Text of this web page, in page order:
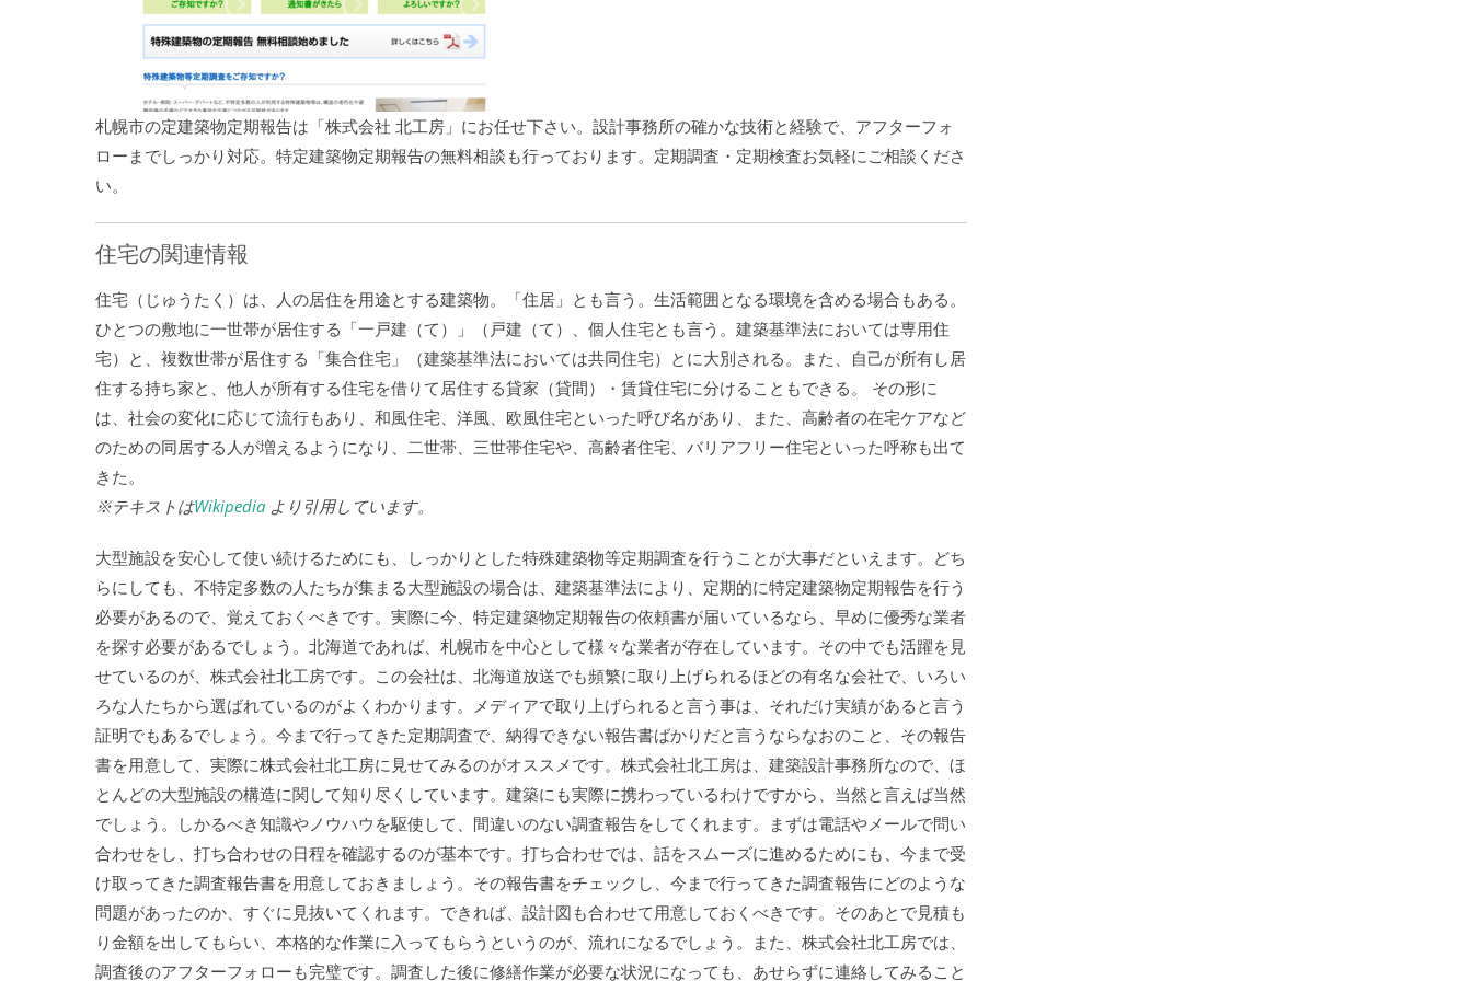
札幌市の定建築物定期報告は「株式会社 北工房」にお任せ下さい。設計事務所の確かな技術と経験で、アフターフォ
ローまでしっかり対応。特定建築物定期報告の無料相談も行っております。定期調査・定期検査お気軽にご相談くださ
い。
住宅の関連情報
住宅（じゅうたく）は、人の居住を用途とする建築物。「住居」とも言う。生活範囲となる環境を含める場合もある。
ひとつの敷地に一世帯が居住する「一戸建（て）」（戸建（て）、個人住宅とも言う。建築基準法においては専用住
宅）と、複数世帯が居住する「集合住宅」（建築基準法においては共同住宅）とに大別される。また、自己が所有し居
住する持ち家と、他人が所有する住宅を借りて居住する貸家（貸間）・賃貸住宅に分けることもできる。 その形に
は、社会の変化に応じて流行もあり、和風住宅、洋風、欧風住宅といった呼び名があり、また、高齢者の在宅ケアなど
のための同居する人が増えるようになり、二世帯、三世帯住宅や、高齢者住宅、バリアフリー住宅といった呼称も出て
きた。
※テキストはWikipedia より引用しています。
大型施設を安心して使い続けるためにも、しっかりとした特殊建築物等定期調査を行うことが大事だといえます。どち
らにしても、不特定多数の人たちが集まる大型施設の場合は、建築基準法により、定期的に特定建築物定期報告を行う
必要があるので、覚えておくべきです。実際に今、特定建築物定期報告の依頼書が届いているなら、早めに優秀な業者
を探す必要があるでしょう。北海道であれば、札幌市を中心として様々な業者が存在しています。その中でも活躍を見
せているのが、株式会社北工房です。この会社は、北海道放送でも頻繁に取り上げられるほどの有名な会社で、いろい
ろな人たちから選ばれているのがよくわかります。メディアで取り上げられると言う事は、それだけ実績があると言う
証明でもあるでしょう。今まで行ってきた定期調査で、納得できない報告書ばかりだと言うならなおのこと、その報告
書を用意して、実際に株式会社北工房に見せてみるのがオススメです。株式会社北工房は、建築設計事務所なので、ほ
とんどの大型施設の構造に関して知り尽くしています。建築にも実際に携わっているわけですから、当然と言えば当然
でしょう。しかるべき知識やノウハウを駆使して、間違いのない調査報告をしてくれます。まずは電話やメールで問い
合わせをし、打ち合わせの日程を確認するのが基本です。打ち合わせでは、話をスムーズに進めるためにも、今まで受
け取ってきた調査報告書を用意しておきましょう。その報告書をチェックし、今まで行ってきた調査報告にどのような
問題があったのか、すぐに見抜いてくれます。できれば、設計図も合わせて用意しておくべきです。そのあとで見積も
り金額を出してもらい、本格的な作業に入ってもらうというのが、流れになるでしょう。また、株式会社北工房では、
調査後のアフターフォローも完璧です。調査した後に修繕作業が必要な状況になっても、あせらずに連絡してみること